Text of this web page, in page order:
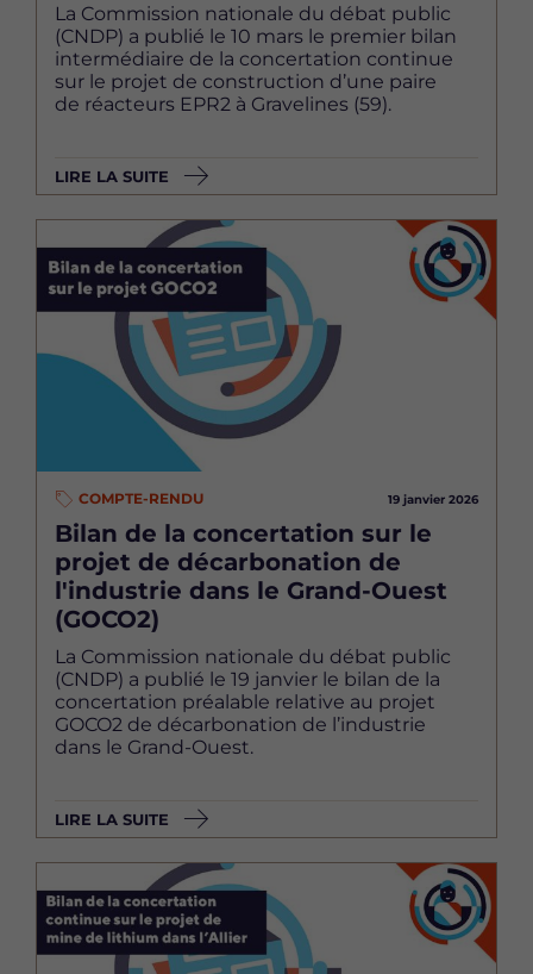
La Commission nationale du débat public
(CNDP) a publié le 10 mars le premier bilan
intermédiaire de la concertation continue
sur le projet de construction d’une paire
de réacteurs EPR2 à Gravelines (59).
LIRE LA SUITE
COMPTE-RENDU 19 janvier 2026
Bilan de la concertation sur le
projet de décarbonation de
l'industrie dans le Grand-Ouest
(GOCO2)
La Commission nationale du débat public
(CNDP) a publié le 19 janvier le bilan de la
concertation préalable relative au projet
GOCO2 de décarbonation de l’industrie
dans le Grand-Ouest.
LIRE LA SUITE